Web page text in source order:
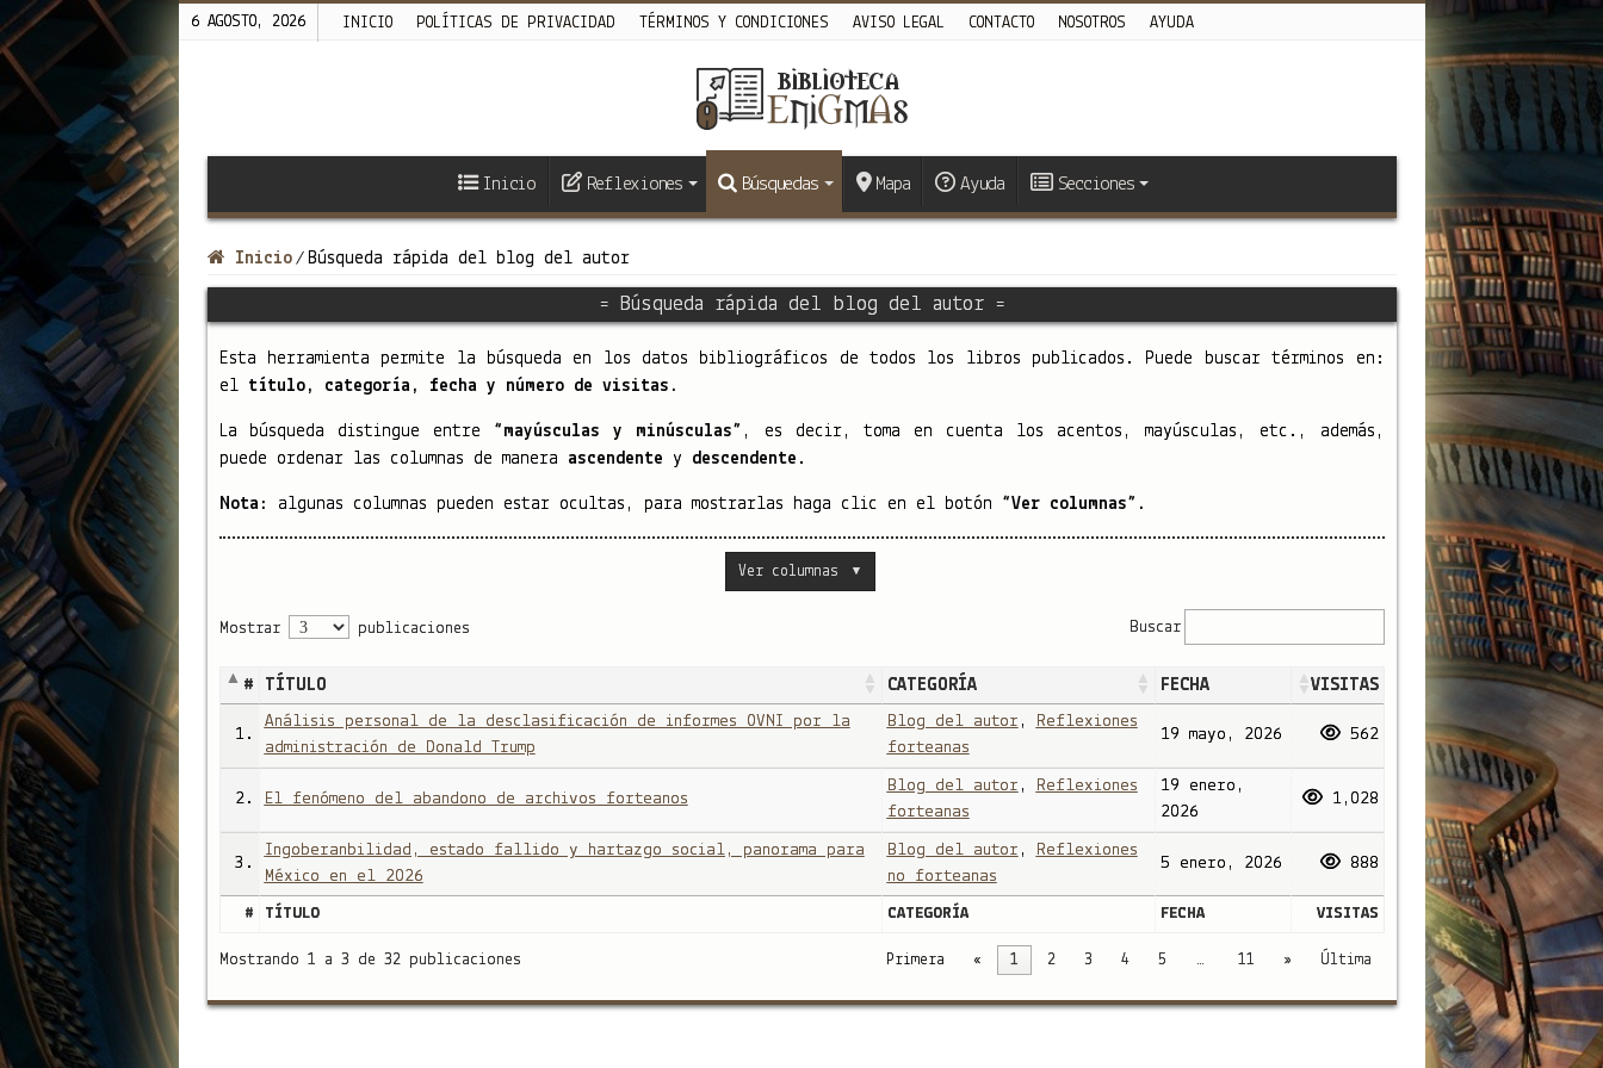
6 AGOSTO, 2026 INICIO POLÍTICAS DE PRIVACIDAD TÉRMINOS Y CONDICIONES AVISO LEGAL CONTACTO NOSOTROS AYUDA
Inicio Reflexiones Búsquedas Mapa Ayuda Secciones
Inicio / Búsqueda rápida del blog del autor
= Búsqueda rápida del blog del autor =
Esta herramienta permite la búsqueda en los datos bibliográficos de todos los libros publicados. Puede buscar términos en:
el título, categoría, fecha y número de visitas.
La búsqueda distingue entre “mayúsculas y minúsculas” , es decir, toma en cuenta los acentos, mayúsculas, etc., además,
puede ordenar las columnas de manera ascendente y descendente .
Nota: algunas columnas pueden estar ocultas, para mostrarlas haga clic en el botón “Ver columnas”.
Ver columnas ▼
Mostrar publicaciones Buscar
# TÍTULO CATEGORÍA FECHA VISITAS
1.
Análisis personal de la desclasificación de informes OVNI por la
administración de Donald Trump
Blog del autor ,
Reflexiones
forteanas
19 mayo, 2026 562
2. El fenómeno del abandono de archivos forteanos
Blog del autor ,
Reflexiones
forteanas
19 enero,
2026
1,028
3.
Ingoberanbilidad, estado fallido y hartazgo social, panorama para
México en el 2026
Blog del autor ,
Reflexiones
no forteanas
5 enero, 2026 888
# TÍTULO CATEGORÍA FECHA VISITAS
Mostrando 1 a 3 de 32 publicaciones Primera « 1 2 3 4 5 … 11 » Última